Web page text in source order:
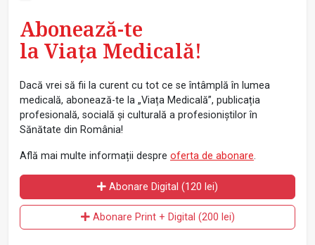
Abonează-te
la Viața Medicală!
Dacă vrei să fii la curent cu tot ce se întâmplă în lumea
medicală, abonează-te la „Viața Medicală”, publicația
profesională, socială și culturală a profesioniștilor în
Sănătate din România!
Află mai multe informații despre oferta de abonare.
Abonare Digital (120 lei)
Abonare Print + Digital (200 lei)